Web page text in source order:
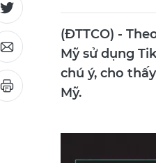
(ĐTTCO) -
Mỹ sử dụng
chú ý, cho
Mỹ.